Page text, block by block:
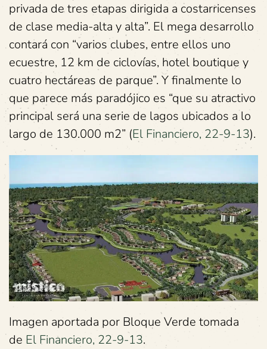
privada de tres etapas dirigida a costarricenses
de clase media-alta y alta”. El mega desarrollo
contará con “varios clubes, entre ellos uno
ecuestre, 12 km de ciclovías, hotel boutique y
cuatro hectáreas de parque”. Y finalmente lo
que parece más paradójico es “que su atractivo
principal será una serie de lagos ubicados a lo
largo de 130.000 m2” (El Financiero, 22-9-13).
Imagen aportada por Bloque Verde tomada
de El Financiero, 22-9-13.